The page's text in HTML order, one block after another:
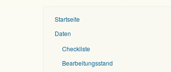
Startseite
Daten
Checkliste
Bearbeitungsstand